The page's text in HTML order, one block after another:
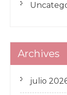
Archives
julio